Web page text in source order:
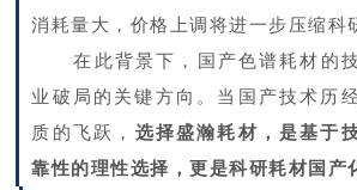
消耗量大，价格上调将进一步压缩科
在此背景下，国产色谱耗材的
业破局的关键方向。当国产技术历
质的飞跃， 选择盛瀚耗材，是基于
靠性的理性选择，更是科研耗材国产